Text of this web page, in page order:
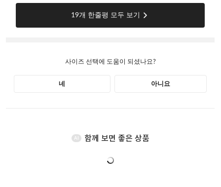
AI 함께 보면 좋은 상품